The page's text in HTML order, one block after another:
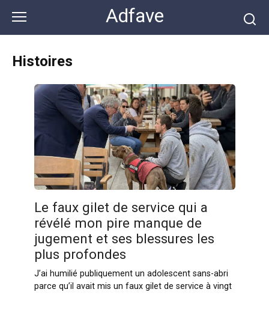
контенту
Adfave
Histoires
Le faux gilet de service qui a
révélé mon pire manque de
jugement et ses blessures les
plus profondes
J’ai humilié publiquement un adolescent sans-abri
parce qu’il avait mis un faux gilet de service à vingt